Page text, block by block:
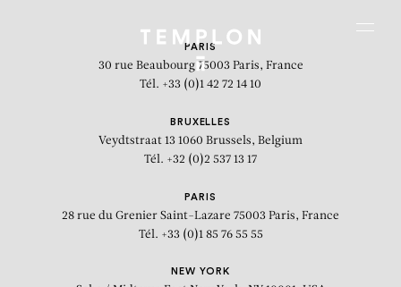
PARIS
30 rue Beaubourg 75003 Paris, France
Tél. +33 (0)1 42 72 14 10
BRUXELLES
Veydtstraat 13 1060 Brussels, Belgium
Tél. +32 (0)2 537 13 17
PARIS
28 rue du Grenier Saint-Lazare 75003 Paris, France
Tél. +33 (0)1 85 76 55 55
NEW YORK